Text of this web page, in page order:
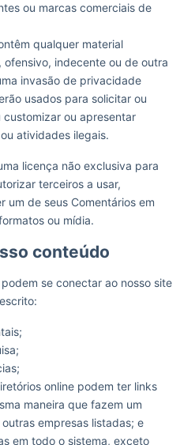
ou marcas comerciais de
qualquer material
ofensivo, indecente ou de outra
invasão de privacidade
usados para solicitar ou
ou apresentar
atividades ilegais.
licença não exclusiva para
terceiros a usar,
um de seus Comentários em
ou mídia.
conteúdo
se conectar ao nosso site
online podem ter links
maneira que fazem um
empresas listadas; e
em todo o sistema, exceto